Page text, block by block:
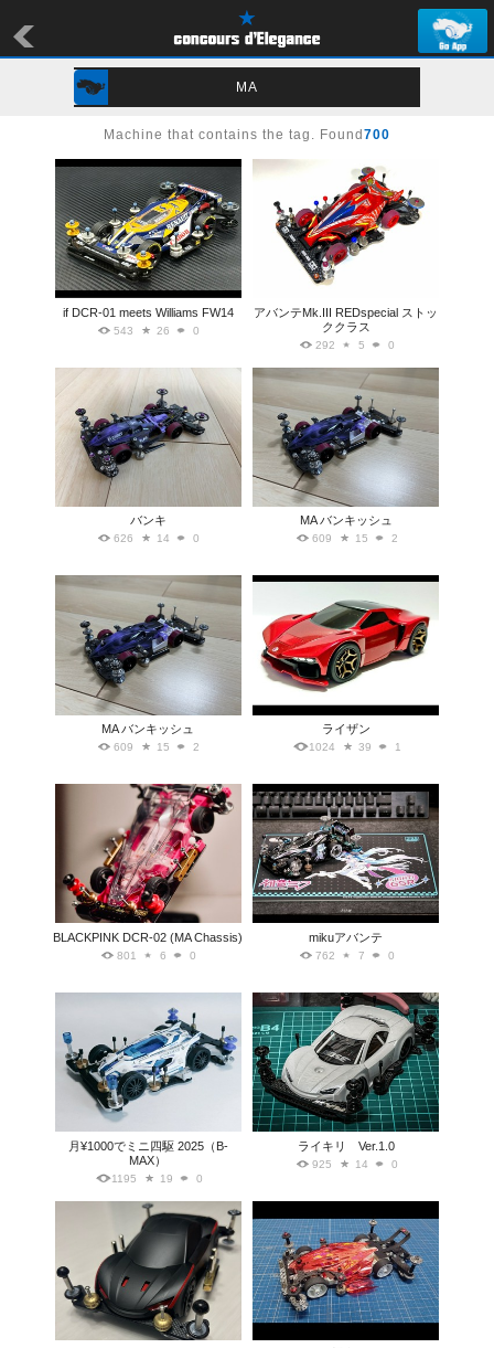
MA
Machine that contains the tag. Found 700
if DCR-01 meets Williams FW14
543 26 0
アバンテMk.III REDspecial ストッ
ククラス
292 5 0
バンキ
626 14 0
MA バンキッシュ
609 15 2
MA バンキッシュ
609 15 2
ライザン
1024 39 1
BLACKPINK DCR-02 (MA Chassis)
801 6 0
mikuアバンテ
762 7 0
月¥1000でミニ四駆 2025（B-
MAX）
1195 19 0
ライキリ Ver.1.0
925 14 0